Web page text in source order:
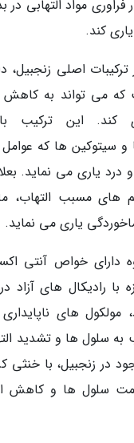
فراوری مواد التهابی
کند.
ترکیبات اصلی
که می تواند به کاهش
این ترکیب با
و سیتوکین ها که عوامل
یاری می نماید.
یاری می نماید.
دارای خواص آنتی
با رادیکال های آزاد
مولکول های
به سلول ها و تشدید
در زنجبیل، با خنثی
سلول ها و کاهش